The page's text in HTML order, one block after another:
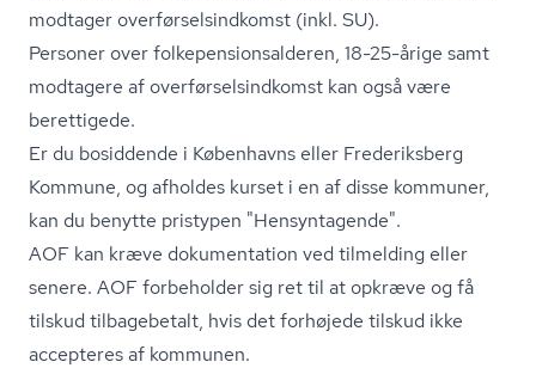
modtager over­før­sels­ind­komst (inkl. SU).
Personer over fol­ke­pen­sions­al­de­ren, 18-25-årige samt
modtagere af over­før­sels­ind­komst kan også være
berettigede.
Er du bosiddende i Københavns eller Frederiksberg
Kommune, og afholdes kurset i en af disse kommuner,
kan du benytte pristypen "Hensyntagende".
AOF kan kræve dokumentation ved tilmelding eller
senere. AOF forbeholder sig ret til at opkræve og få
tilskud tilbagebetalt, hvis det forhøjede tilskud ikke
accepteres af kommunen.